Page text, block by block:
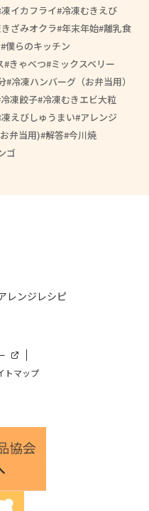
イカフライ 冷凍むきえび
ざみオクラ 年末年始 離乳食
僕らのキッチン
きゃべつ ミックスベリー
冷凍ハンバーグ（お弁当用）
冷凍餃子 冷凍むきエビ大粒
えびしゅうまい アレンジ
弁当用) 解答 今川焼
ゴ
レンジレシピ
トマップ